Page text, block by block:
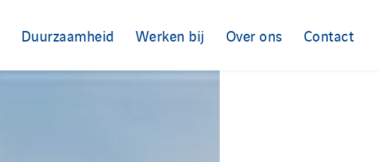
Duurzaamheid Werken bij Over ons Contact